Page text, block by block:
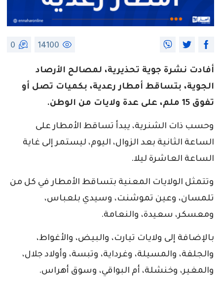
14100
0
أفادت نشرة جوية تحذيرية، لمصالح الأرصاد
الجوية، بتساقط أمطار رعدية، بكميات تصل أو
تفوق 15 ملم، على عدة ولايات من الوطن.
وحسب ذات الشنرية، يبدأ تساقط الأمطار على
الساعة الثانية بعد الزوال، اليوم، ليستمر إلى غاية
الساعة العاشرة ليلا.
وتتمثل الولايات المعنية بتساقط الأمطار في كل من
تلمسان، وعين تموشنت، وسيدي بلعباس،
ومعسكر، سعيدة، والنعامة.
بالإضافة إلى ولايات تيارت، والبيض، والأغواط،
والجلفة، والمسيلة، وغرداية، وتبسة، وأولاد جلال،
والمغير، وخنشلة، أم البواقي، وسوق أهراس.